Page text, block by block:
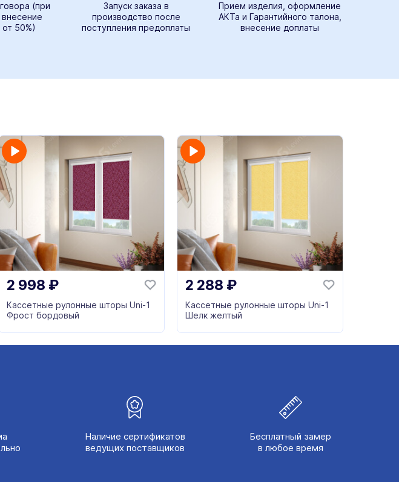
(при
внесение
50%)
Запуск заказа в
производство после
поступления предоплаты
Прием изделия, оформление
АКТа и Гарантийного талона,
внесение доплаты
2 998 ₽
Кассетные рулонные шторы Uni-1
Фрост бордовый
2 288 ₽
Кассетные рулонные шторы Uni-1
Шелк желтый
Наличие сертификатов
ведущих поставщиков
Бесплатный замер
в любое время